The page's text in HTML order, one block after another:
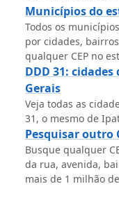
Municípios do
Todos os
por cidades,
qualquer CEP no
DDD 31:
Gerais
Veja todas as
31, o mesmo de
Pesquisar outro
Busque qualquer
da rua, avenida,
mais de 1 milhão